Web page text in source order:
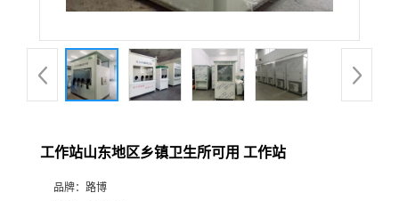
品
厅
工作站山东地区乡镇卫生所可用 工作站
品牌： 路博